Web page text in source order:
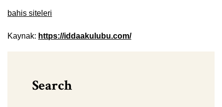
bahis siteleri
Kaynak: https://iddaakulubu.com/
Search